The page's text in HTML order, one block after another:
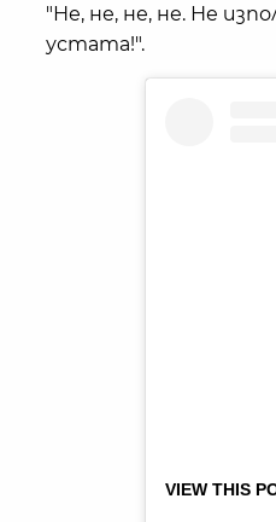
"Не, не, не, не. Не
устата!".
VIEW THIS